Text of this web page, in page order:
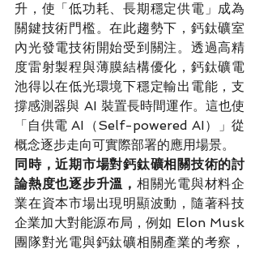
升，使「低功耗、長期穩定供電」成為
關鍵技術門檻。在此趨勢下，鈣鈦礦室
內光發電技術開始受到關注。透過高精
度雷射製程與薄膜結構優化，鈣鈦礦電
池得以在低光環境下穩定輸出電能，支
撐感測器與 AI 裝置長時間運作。這也使
「自供電 AI（Self-powered AI）」從
概念逐步走向可實際部署的應用場景。
同時，近期市場對鈣鈦礦相關技術的討
論熱度也逐步升溫， 相關光電與材料企
業在資本市場出現明顯波動，隨著科技
企業加大對能源布局，例如 Elon Musk
團隊對光電與鈣鈦礦相關產業的考察，